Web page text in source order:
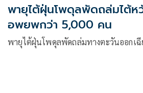
พายุไต้ฝุ่นโพดุลพัดถล่มไต้ห
อพยพกว่า 5,000 คน
พายุไต้ฝุ่นโพดุลพัดถล่มทางตะวันออกเ